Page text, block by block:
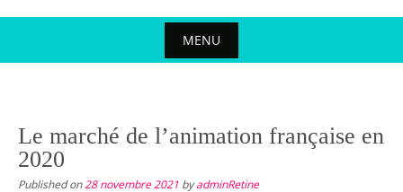
MENU
content
Le marché de l’animation française en
2020
Published on28 novembre 2021 byadminRetine